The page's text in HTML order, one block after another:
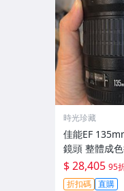
時光珍藏
佳能EF
鏡頭 整體成
美無劃痕 功能
拆修無-3430
$ 28,405 95
折扣碼 直購